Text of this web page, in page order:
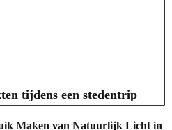
tijdens een stedentrip
Maken van Natuurlijk Licht in